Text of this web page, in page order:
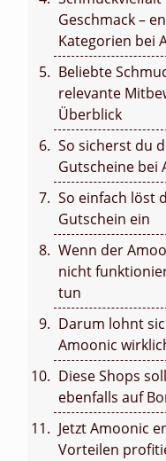
Geschmack –
Kategorien bei
Beliebte
relevante
Überblick
So sicherst du
Gutscheine bei
So einfach löst
Gutschein ein
Wenn der
nicht
tun
Darum lohnt
Amoonic
Diese Shops
ebenfalls auf
Jetzt Amoonic
Vorteilen